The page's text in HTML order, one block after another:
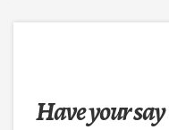
Have your say